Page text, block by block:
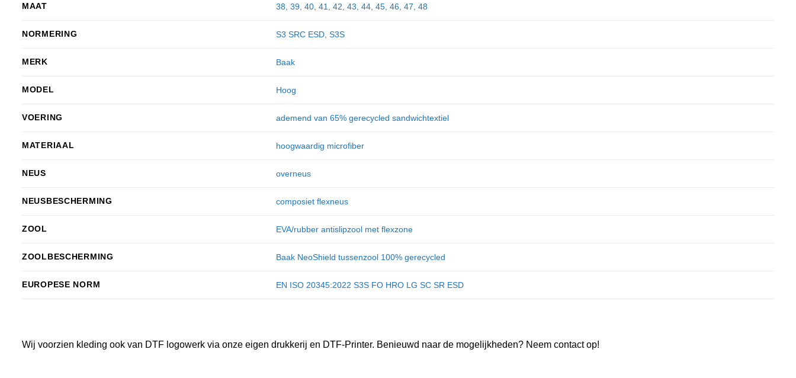
MAAT 38 ,39 ,40 ,41 ,42 ,43 ,44 ,45 ,46 ,47 ,48
NORMERING S3 SRC ESD ,S3S
MERK Baak
MODEL Hoog
VOERING ademend van 65% gerecycled sandwichtextiel
MATERIAAL hoogwaardig microfiber
NEUS overneus
NEUSBESCHERMING composiet flexneus
ZOOL EVA/rubber antislipzool met flexzone
ZOOLBESCHERMING Baak NeoShield tussenzool 100% gerecycled
EUROPESE NORM EN ISO 20345:2022 S3S FO HRO LG SC SR ESD
Wij voorzien kleding ook van DTF logowerk via onze eigen drukkerij en DTF-Printer. Benieuwd naar de mogelijkheden? Neem contact op!